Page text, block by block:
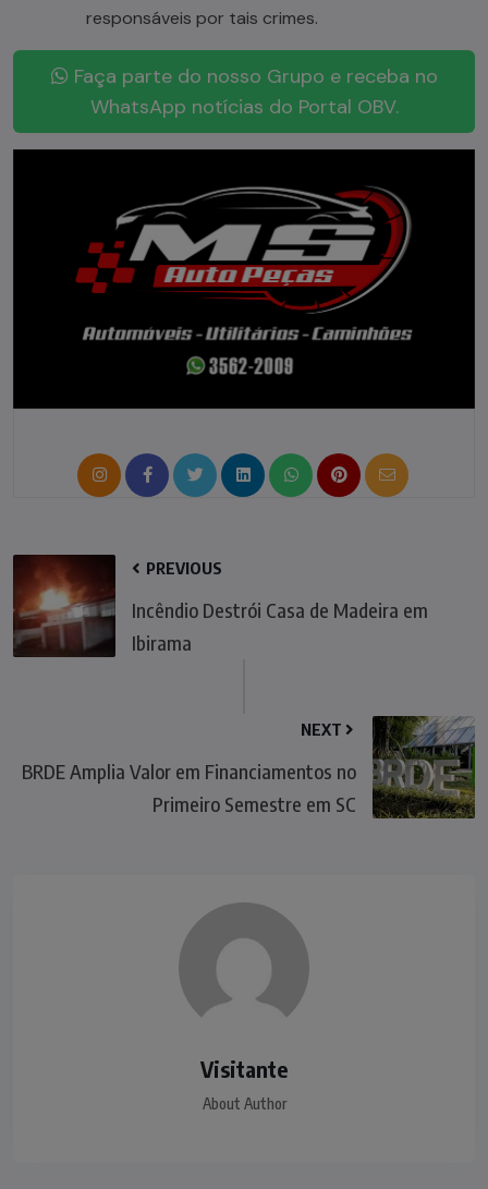
responsáveis por tais crimes.
Faça parte do nosso Grupo e receba no
WhatsApp notícias do Portal OBV.
PREVIOUS
Incêndio Destrói Casa de Madeira em
Ibirama
NEXT
BRDE Amplia Valor em Financiamentos no
Primeiro Semestre em SC
Visitante
About Author